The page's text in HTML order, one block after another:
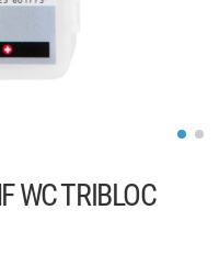
WC TRIBLOC